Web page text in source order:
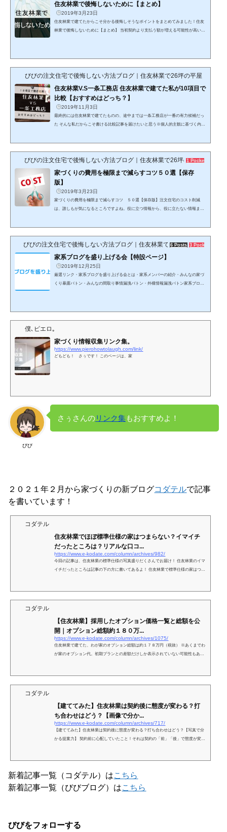
住友林業で後悔しないために【まとめ】
2019年3月23日
住友林業で建てたからこそ分かる後悔しそうなポイントをまとめてみました！住友
林業で後悔しないために【まとめ】 当初契約より支払う額が増える可能性が高い数
からご安心を！ 地盤改良は、仕方がないにせよ、なんでそ...
びびの注文住宅で後悔しない方法ブログ｜住友林業で26坪の平屋
住友林業V.S一条工務店 住友林業で建てた私が10項目で
比較【おすすめはどっち？】
2019年11月3日
最終的には住友林業で建てたものの、途中までは一条工務店が一番の有力候補だっ
た そんな私だからこそ書ける比較記事を届けたいと思う※個人的主観に基づく内容
さ⑦換気システム⑧標準仕様のレベルの高さ⑨知名度⑩アフターメンテナンス ①ス
びびの注文住宅で後悔しない方法ブログ｜住友林業で26坪の平屋
1 Pocket
家づくりの費用を極限まで減らすコツ５０選【保存
版】
2019年3月23日
家づくりの費用を極限まで減らすコツ ５０選【保存版】注文住宅のコスト削減
は、誰しもが気になるところですよね。役に立つ情報から、役に立たない情報まで
＜大手ハウスメーカーで建てる勝手にハウスメーカーランキングこの記事を読めば
びびの注文住宅で後悔しない方法ブログ｜住友林業で26坪の平屋
6 Posts 3 Pockets
家系ブログを盛り上げる会【特設ページ】
2019年12月25日
厳選リンク・家系ブログを盛り上げる会とは・家系メンバーの紹介・みんなの家づ
くり暴露バトン・みんなの間取り事情漏洩バトン・外構情報漏洩バトン家系ブログ
僕､ピエロ｡
家づくり情報収集リンク集。
https://www.pierohowtolaugh.com/link/
どもども！ さぅです！ このページは、家
びび
さぅさんのリンク集もおすすめよ！
２０２１年２月から家づくりの新ブログコダテルで記事
を書いています！
コダテル
住友林業でほぼ標準仕様の家はつまらない？イマイチ
だったところは？リアルな口コ...
https://www.e-kodate.com/column/archives/982/
今回の記事は、住友林業の標準仕様の写真盛りだくさんでお届け！ 住友林業のイマ
イチだったところは記事の下の方に書いてあるよ！ 住友林業で標準仕様の家はつま
コダテル
【住友林業】採用したオプション価格一覧と総額を公
開｜オプション総額約１８０万...
https://www.e-kodate.com/column/archives/1075/
住友林業で建てた、わが家のオプション総額は約１７８万円（税抜） ※あくまでわ
が家のオプション代。初期プランとの差額だけしか表示されていない可能性もある
コダテル
【建ててみた】住友林業は契約後に態度が変わる？打
ち合わせはどう？【画像で分か...
https://www.e-kodate.com/column/archives/717/
【建ててみた】住友林業は契約後に態度が変わる？打ち合わせはどう？【写真で分
かる提案力】 契約前に心配していたこと！それは契約の「前」「後」で態度が変わ
新着記事一覧（コダテル）はこちら
新着記事一覧（びびブログ）はこちら
びびをフォローする